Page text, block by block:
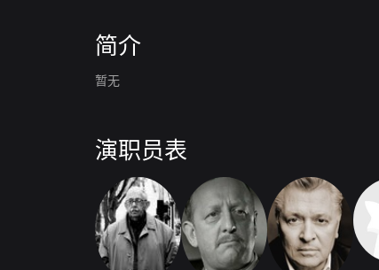
简介
暂无
演职员表